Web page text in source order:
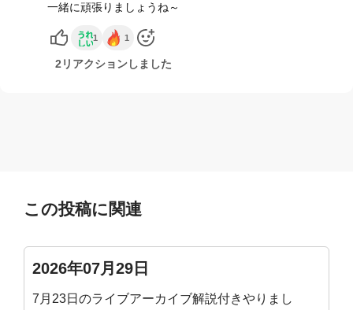
一緒に頑張りましょうね～
1 1
2リアクションしました
この投稿に関連
2026年07月29日
7月23日のライブアーカイブ解説付きやりまし